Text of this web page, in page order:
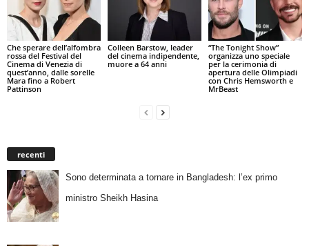
Che sperare dell’alfombra
rossa del Festival del
Cinema di Venezia di
quest’anno, dalle sorelle
Mara fino a Robert
Pattinson
Colleen Barstow, leader
del cinema indipendente,
muore a 64 anni
“The Tonight Show”
organizza uno speciale
per la cerimonia di
apertura delle Olimpiadi
con Chris Hemsworth e
MrBeast
recenti
Sono determinata a tornare in Bangladesh: l’ex primo
ministro Sheikh Hasina